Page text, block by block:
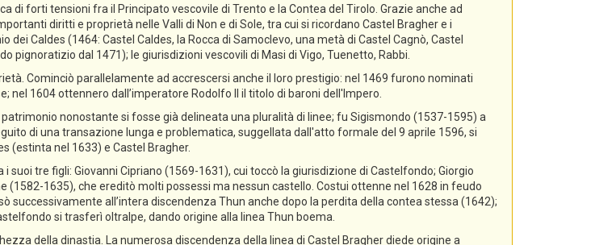
di forti tensioni fra il Principato vescovile di Trento e la Contea del Tirolo. Grazie anche ad
diritti e proprietà nelle Valli di Non e di Sole, tra cui si ricordano Castel Bragher e i
Caldes (1464: Castel Caldes, la Rocca di Samoclevo, una metà di Castel Cagnò, Castel
pignoratizio dal 1471); le giurisdizioni vescovili di Masi di Vigo, Tuenetto, Rabbi.
Cominciò parallelamente ad accrescersi anche il loro prestigio: nel 1469 furono nominati
1604 ottennero dall’imperatore Rodolfo II il titolo di baroni dell'Impero.
nonostante si fosse già delineata una pluralità di linee; fu Sigismondo (1537-1595) a
di una transazione lunga e problematica, suggellata dall'atto formale del 9 aprile 1596, si
(estinta nel 1633) e Castel Bragher.
tre figli: Giovanni Cipriano (1569-1631), cui toccò la giurisdizione di Castelfondo; Giorgio
1635), che ereditò molti possessi ma nessun castello. Costui ottenne nel 1628 in feudo
successivamente all’intera discendenza Thun anche dopo la perdita della contea stessa (1642);
si trasferì oltralpe, dando origine alla linea Thun boema.
della dinastia. La numerosa discendenza della linea di Castel Bragher diede origine a